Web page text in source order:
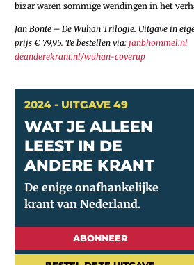
bizar waren sommige wendingen in het
Jan Bonte – De Wuhan Trilogie. ­Uitgave in
prijs € 79,95. Te bestellen via: janbhommel.nl
deanderekrant.nl/wuhan-coverup
2024 - UITGAVE 49
WAT JE ALLEEN
LEEST IN DE
ANDERE KRANT
ABONNEER